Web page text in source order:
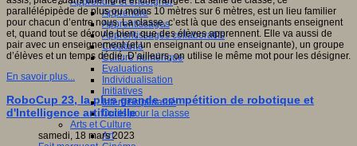
Apprendre
Apprentissages
Apprentissages collaboratifs
Créativité
Culture numérique
Evaluations
Individualisation
Initiatives
Interdisciplinarité
Outils pour la classe
Arts et Culture
Art
parallélépipède de plus ou moins 10 mètres sur 6 mètres, est un lieu familier
pour chacun d’entre nous. La classe, c’est là que des enseignants enseignent
et, quand tout se déroule bien, que des élèves apprennent. Elle va aussi de
pair avec un enseignement (et un enseignant ou une enseignante), un groupe
d’élèves et un temps dédié. D’ailleurs, on utilise le même mot pour les désigner.
En savoir plus...
RoboCup 23, la plus grande compétition de robotique et
d'Intelligence artificielle
samedi, 18 mars 2023